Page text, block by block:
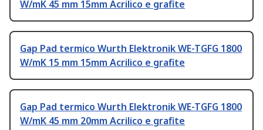
W/mK 45 mm 15mm Acrilico e grafite
Gap Pad termico Wurth Elektronik WE-TGFG 1800
W/mK 15 mm 15mm Acrilico e grafite
Gap Pad termico Wurth Elektronik WE-TGFG 1800
W/mK 45 mm 20mm Acrilico e grafite